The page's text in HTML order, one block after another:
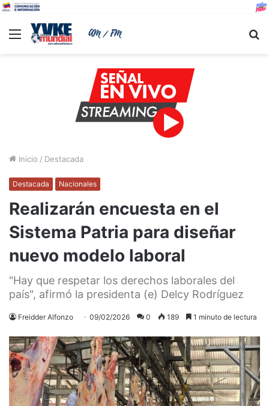
Menu
Inicio / Destacada
Destacada Nacionales
Realizarán encuesta en el
Sistema Patria para diseñar
nuevo modelo laboral
"Hay que respetar los derechos laborales del
país", afirmó la presidenta (e) Delcy Rodríguez
Freidder Alfonzo 09/02/2026 0 189 1 minuto de lectura